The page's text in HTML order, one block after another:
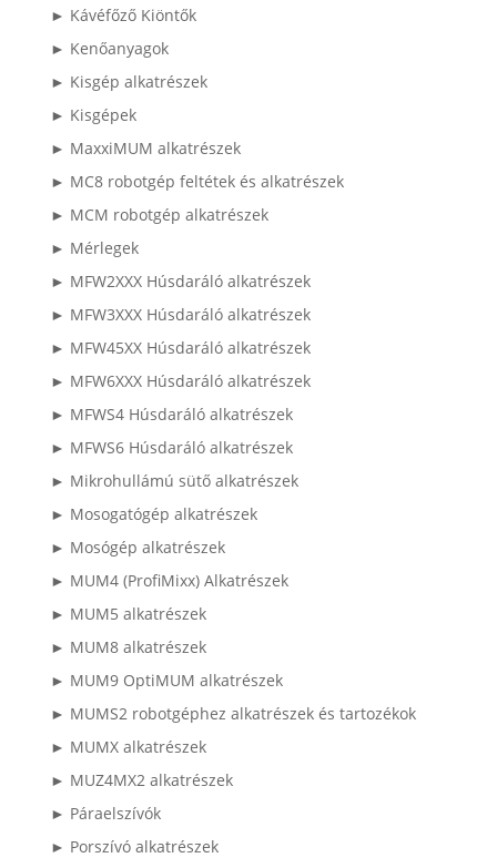
► Kávéfőző Kiöntők
► Kenőanyagok
► Kisgép alkatrészek
► Kisgépek
► MaxxiMUM alkatrészek
► MC8 robotgép feltétek és alkatrészek
► MCM robotgép alkatrészek
► Mérlegek
► MFW2XXX Húsdaráló alkatrészek
► MFW3XXX Húsdaráló alkatrészek
► MFW45XX Húsdaráló alkatrészek
► MFW6XXX Húsdaráló alkatrészek
► MFWS4 Húsdaráló alkatrészek
► MFWS6 Húsdaráló alkatrészek
► Mikrohullámú sütő alkatrészek
► Mosogatógép alkatrészek
► Mosógép alkatrészek
► MUM4 (ProfiMixx) Alkatrészek
► MUM5 alkatrészek
► MUM8 alkatrészek
► MUM9 OptiMUM alkatrészek
► MUMS2 robotgéphez alkatrészek és tartozékok
► MUMX alkatrészek
► MUZ4MX2 alkatrészek
► Páraelszívók
► Porszívó alkatrészek